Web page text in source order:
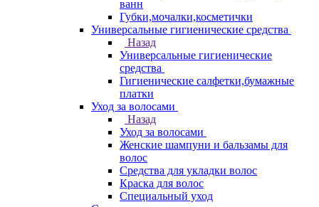
ванн
Губки,мочалки,косметички
Универсальные гигиенические средства
Назад
Универсальные гигиенические
средства
Гигиенические салфетки,бумажные
платки
Уход за волосами
Назад
Уход за волосами
Женские шампуни и бальзамы для
волос
Средства для укладки волос
Краска для волос
Специальный уход